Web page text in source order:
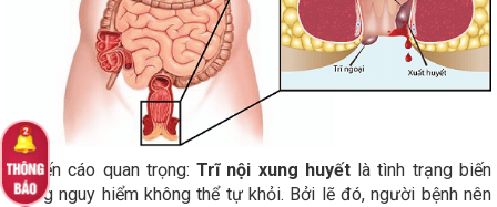
Khuyến cáo quan trọng:Trĩ nội xung huyếtlà tình trạng biến
chứng nguy hiểm không thể tự khỏi. Bởi lẽ đó, người bệnh nên